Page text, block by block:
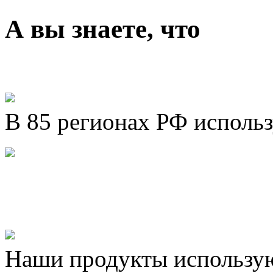
А вы знаете, что
В 85 регионах РФ
Наши продукты